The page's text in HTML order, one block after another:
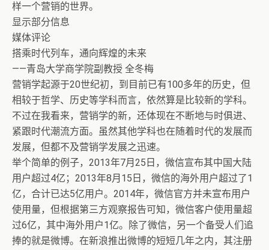
样一个营销的世界。
显示部分信息
媒体评论
搭乘时代列车，通向辉煌的未来
——青岛大学商学院副教授 全冬梅
营销学起源于20世纪初，到目前已有100多年的历史，但
相较于哲学、历史等学科而言，依然算是比较新的学科。
不过在我看来，营销学的新，还体现在不断地与时俱进、
紧跟时代潮流方面。虽然其他学科也在随着时代的发展而
发展，但都不及营销学发展之迅速。
举个简单的例子，2013年7月25日，微信宣布其中国大陆
用户超过4亿；2013年8月15日，微信的海外用户超过了1
亿，合计已达5亿用户。2014年，微信官方并未宣布用户
使用量，但根据第三方观察报告可知，微信客户使用量超
过6亿，其中海外用户1亿。除了微信，另一个备受人们追
捧的就是微博。在新浪推出微博的短短几年之内，其注册